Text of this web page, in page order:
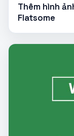
Thêm hình
Flatsome